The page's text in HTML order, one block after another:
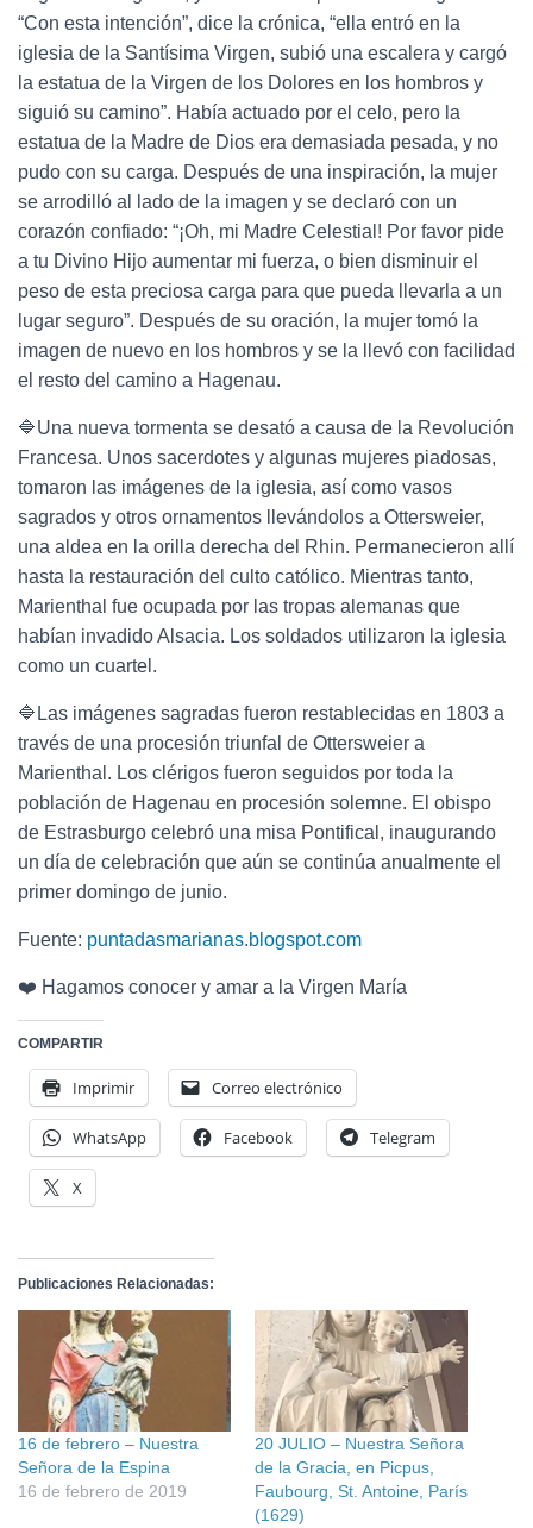
“Con esta intención”, dice la crónica, “ella entró en la
iglesia de la Santísima Virgen, subió una escalera y cargó
la estatua de la Virgen de los Dolores en los hombros y
siguió su camino”. Había actuado por el celo, pero la
estatua de la Madre de Dios era demasiada pesada, y no
pudo con su carga. Después de una inspiración, la mujer
se arrodilló al lado de la imagen y se declaró con un
corazón confiado: “¡Oh, mi Madre Celestial! Por favor pide
a tu Divino Hijo aumentar mi fuerza, o bien disminuir el
peso de esta preciosa carga para que pueda llevarla a un
lugar seguro”. Después de su oración, la mujer tomó la
imagen de nuevo en los hombros y se la llevó con facilidad
el resto del camino a Hagenau.
🔷Una nueva tormenta se desató a causa de la Revolución
Francesa. Unos sacerdotes y algunas mujeres piadosas,
tomaron las imágenes de la iglesia, así como vasos
sagrados y otros ornamentos llevándolos a Ottersweier,
una aldea en la orilla derecha del Rhin. Permanecieron allí
hasta la restauración del culto católico. Mientras tanto,
Marienthal fue ocupada por las tropas alemanas que
habían invadido Alsacia. Los soldados utilizaron la iglesia
como un cuartel.
🔷Las imágenes sagradas fueron restablecidas en 1803 a
través de una procesión triunfal de Ottersweier a
Marienthal. Los clérigos fueron seguidos por toda la
población de Hagenau en procesión solemne. El obispo
de Estrasburgo celebró una misa Pontifical, inaugurando
un día de celebración que aún se continúa anualmente el
primer domingo de junio.
Fuente: puntadasmarianas.blogspot.com
❤️ Hagamos conocer y amar a la Virgen María
COMPARTIR
Imprimir Correo electrónico
WhatsApp Facebook Telegram
X
Publicaciones Relacionadas:
16 de febrero – Nuestra
Señora de la Espina
16 de febrero de 2019
20 JULIO – Nuestra Señora
de la Gracia, en Picpus,
Faubourg, St. Antoine, París
(1629)